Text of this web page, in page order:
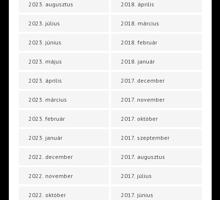
2023. augusztus
2023. július
2023. június
2023. május
2023. április
2023. március
2023. február
2023. január
2022. december
2022. november
2022. október
2018. április
2018. március
2018. február
2018. január
2017. december
2017. november
2017. október
2017. szeptember
2017. augusztus
2017. július
2017. június